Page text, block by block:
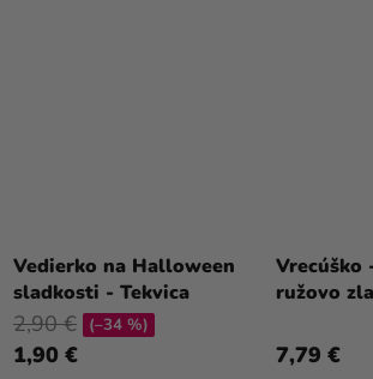
Vedierko na Halloween
sladkosti - Tekvica
1,90 €
2,90 € (–34 %)
Vrecúško
ružovo
7,79 €